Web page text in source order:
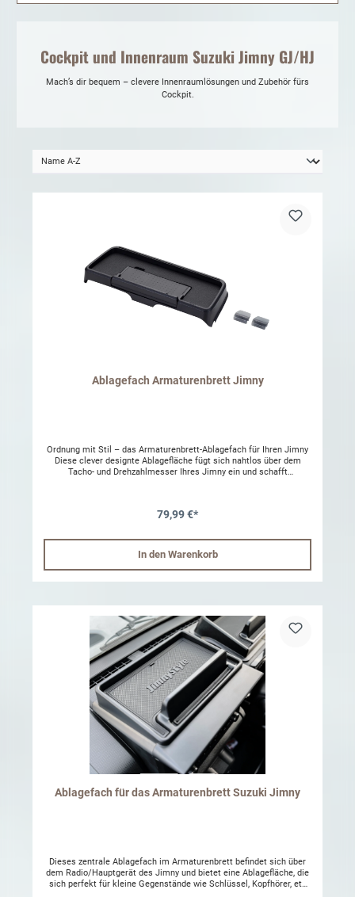
Cockpit und Innenraum Suzuki Jimny GJ/HJ
Mach’s dir bequem – clevere Innenraumlösungen und Zubehör fürs
Cockpit.
Ablagefach Armaturenbrett Jimny
Ordnung mit Stil – das Armaturenbrett-Ablagefach für Ihren Jimny
Diese clever designte Ablagefläche fügt sich nahtlos über dem
Tacho- und Drehzahlmesser Ihres Jimny ein und schafft
alles auch bei Fahrten über unwegsames Gelände sicher an Ort und
lässt sich stufenlos bis zu einem Winkel von 85 Grad neigen – für
einen sicheren Halt Ihres Geräts während der Fahrt. Wenn sie nicht
gebraucht wird, kann die Halterung flach zusammengeklappt
werden, sodass die gesamte Ablagefläche frei nutzbar bleibt. Die
Befestigung erfolgt unkompliziert über bereits vormontiertes
Einfach ankleben und sofort einsatzbereit. Funktional, unauffällig
und ein echter Gewinn für Ihren Jimny-Alltag.
79,99 €*
In den Warenkorb
Ablagefach für das Armaturenbrett Suzuki Jimny
Dieses zentrale Ablagefach im Armaturenbrett befindet sich über
dem Radio/Hauptgerät des Jimny und bietet eine Ablagefläche, die
sich perfekt für kleine Gegenstände wie Schlüssel, Kopfhörer, etc